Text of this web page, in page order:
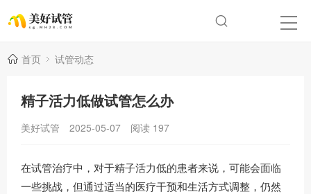
首页 试管动态
精子活力低做试管怎么办
美好试管 2025-05-07 阅读 197
在试管治疗中，对于精子活力低的患者来说，可能会面临
一些挑战，但通过适当的医疗干预和生活方式调整，仍然